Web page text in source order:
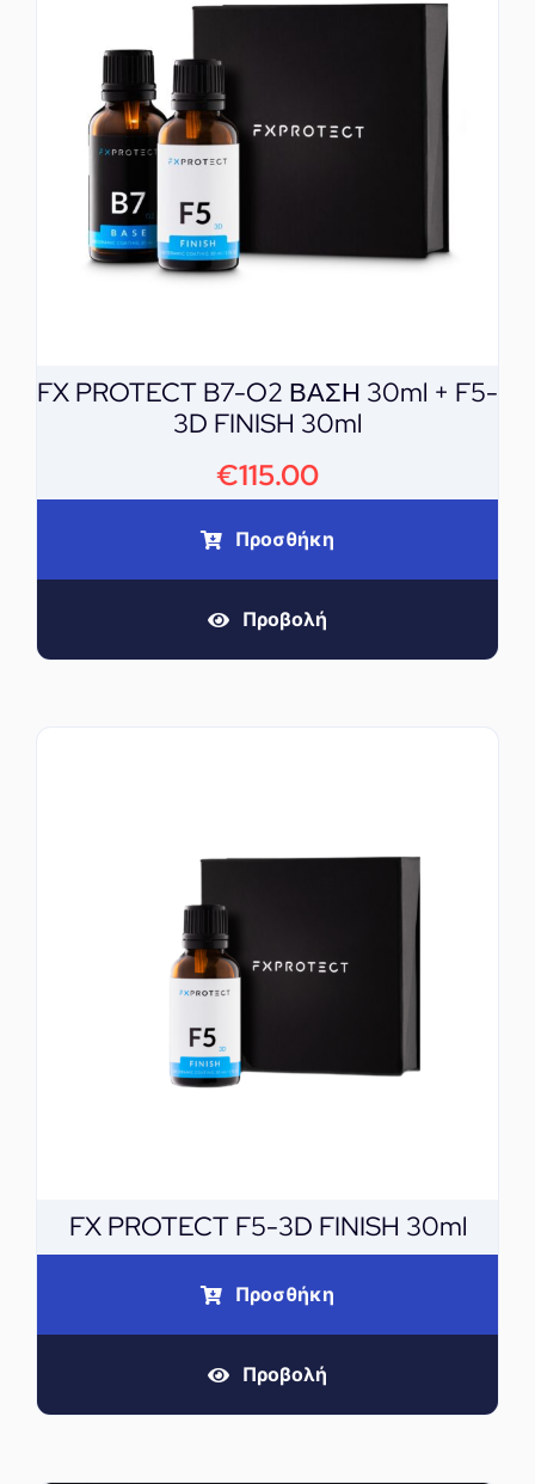
FX PROTECT B7-O2 ΒΑΣΗ 30ml + F5-
3D FINISH 30ml
€115.00
Προσθήκη
Προβολή
FX PROTECT F5-3D FINISH 30ml
Προσθήκη
Προβολή